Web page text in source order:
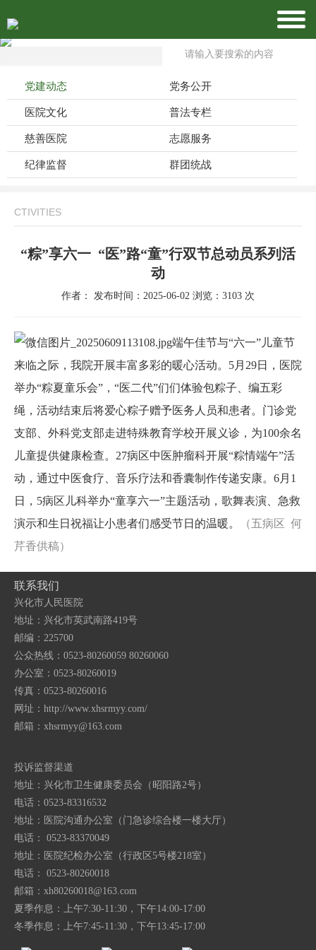
党建动态 党务公开
医院文化 普法专栏
慈善医院 志愿服务
纪律监督 群团统战
CTIVITIES
“粽”享六一 “医”路“童”行双节总动员系列活
动
作者： 发布时间：2025-06-02 浏览：3103 次
端午佳节与“六一”儿童节
来临之际，我院开展丰富多彩的暖心活动。5月29日，医院
举办“粽夏童乐会”，“医二代”们们体验包粽子、编五彩
绳，活动结束后将爱心粽子赠予医务人员和患者。门诊党
支部、外科党支部走进特殊教育学校开展义诊，为100余名
儿童提供健康检查。27病区中医肿瘤科开展“粽情端午”活
动，通过中医食疗、音乐疗法和香囊制作传递安康。6月1
日，5病区儿科举办“童享六一”主题活动，歌舞表演、急救
演示和生日祝福让小患者们感受节日的温暖。
（五病区 何
芹香供稿）
联系我们
兴化市人民医院
地址：兴化市英武南路419号
邮编：225700
公众热线：0523-80260059 80260060
办公室：0523-80260019
传真：0523-80260016
网址：http://www.xhsrmyy.com/
邮箱： xhsrmyy@163.com
投诉监督渠道
地址：兴化市卫生健康委员会（昭阳路2号）
电话：0523-83316532
地址：医院沟通办公室（门急诊综合楼一楼大厅）
电话： 0523-83370049
地址：医院纪检办公室（行政区5号楼218室）
电话： 0523-80260018
邮箱： xh80260018@163.com
夏季作息：上午7:30-11:30，下午14:00-17:00
冬季作息：上午7:45-11:30，下午13:45-17:00